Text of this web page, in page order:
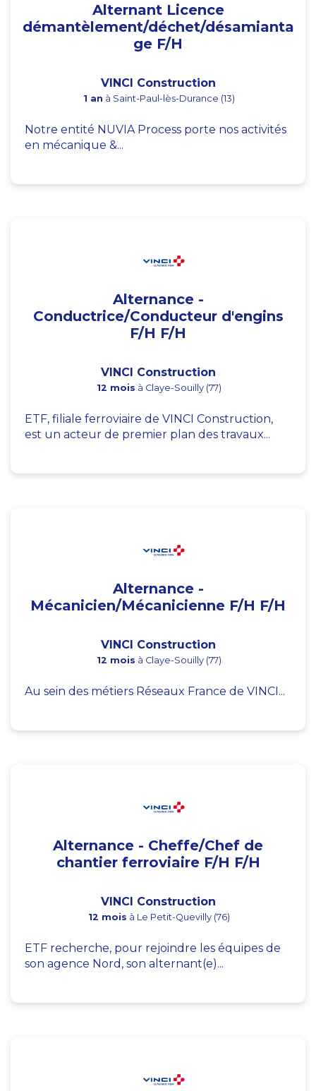
Alternant Licence
démantèlement/déchet/désamianta
ge F/H
VINCI Construction
1 an à Saint-Paul-lès-Durance (13)
Notre entité NUVIA Process porte nos activités
en mécanique &...
Alternance -
Conductrice/Conducteur d'engins
F/H F/H
VINCI Construction
12 mois à Claye-Souilly (77)
ETF, filiale ferroviaire de VINCI Construction,
est un acteur de premier plan des travaux...
Alternance -
Mécanicien/Mécanicienne F/H F/H
VINCI Construction
12 mois à Claye-Souilly (77)
Au sein des métiers Réseaux France de VINCI...
Alternance - Cheffe/Chef de
chantier ferroviaire F/H F/H
VINCI Construction
12 mois à Le Petit-Quevilly (76)
ETF recherche, pour rejoindre les équipes de
son agence Nord, son alternant(e)...